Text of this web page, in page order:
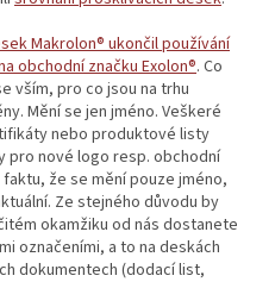
Makrolon® ukončil používání
obchodní značku Exolon®. Co
vším, pro co jsou na trhu
Mění se jen jméno. Veškeré
nebo produktové listy
pro nové logo resp. obchodní
že se mění pouze jméno,
Ze stejného důvodu by
okamžiku od nás dostanete
označeními, a to na deskách
dokumentech (dodací list,